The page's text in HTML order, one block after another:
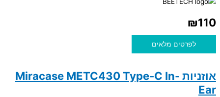
₪110
לפרטים מלאים
אוזניות Miracase METC430 Type-C In-
Ear